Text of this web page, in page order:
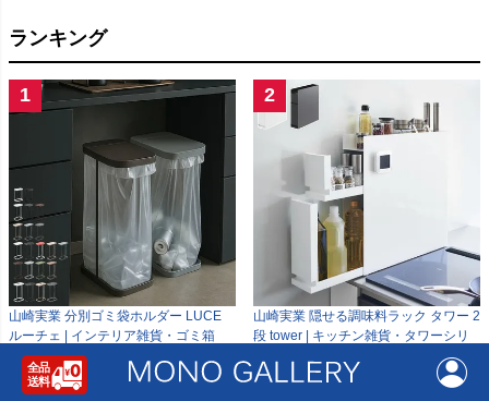
ランキング
1
山崎実業 分別ゴミ袋ホルダー LUCE
ルーチェ | インテリア雑貨・ゴミ箱
3,960(税込)
2
山崎実業 隠せる調味料ラック タワー 2
段 tower | キッチン雑貨・タワーシリ
¥15,950 (税込)